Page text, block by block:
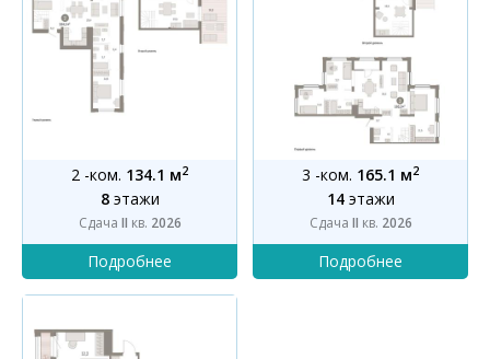
2 -ком. 134.1 м2
8этажи
Сдача II кв. 2026
3 -ком. 165.1 м2
14этажи
Сдача II кв. 2026